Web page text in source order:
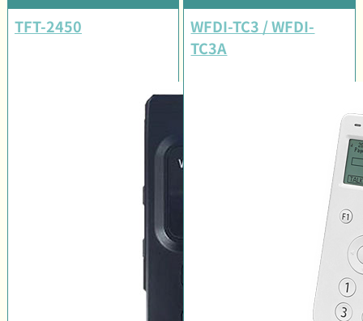
TFT-2450
WFDI-TC3 / WFDI-
TC3A